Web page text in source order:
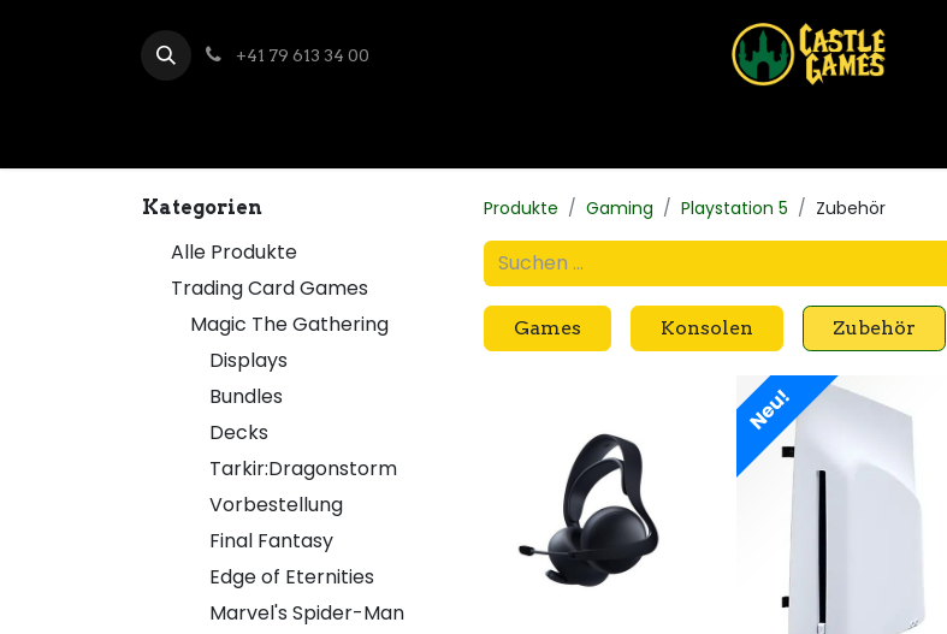
+41 79 613 34 00
Kategorien
Alle Produkte
Trading Card Games
Magic The Gathering
Displays
Bundles
Decks
Tarkir:Dragonstorm
Vorbestellung
Final Fantasy
Edge of Eternities
Marvel's Spider-Man
Produkte Gaming Playstation 5 Zubehör
Games Konsolen Zubehör
Neu!